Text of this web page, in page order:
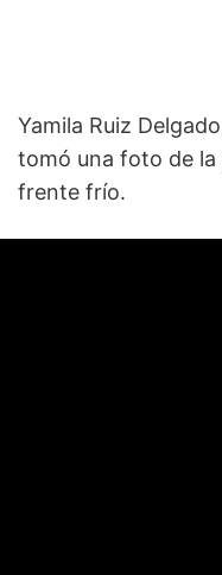
Yamila Ruiz
tomó una foto de la
frente frío.